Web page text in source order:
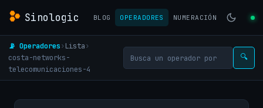
Sinologic BLOG OPERADORES NUMERACIÓN
📡 Operadores› Lista›
costa-networks-
telecomunicaciones-4
🔍